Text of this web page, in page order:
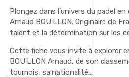
Plongez dans l’univers du padel
Arnaud BOUILLON. Originaire de
talent et la détermination sur les
Cette fiche vous invite à explorer
BOUILLON Arnaud, de son
tournois, sa nationalité…